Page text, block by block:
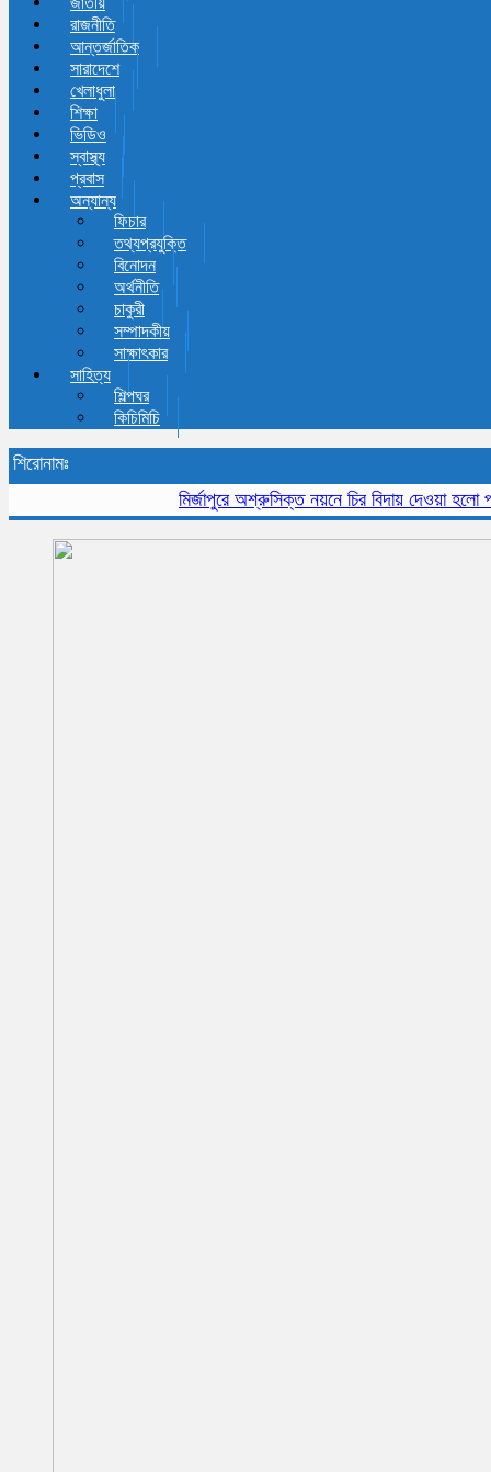
রাজনীতি
আন্তর্জাতিক
সারাদেশে
খেলাধুলা
শিক্ষা
ভিডিও
স্বাস্থ্য
প্রবাস
অন্যান্য
ফিচার
তথ্যপ্রযুক্তি
বিনোদন
অর্থনীতি
চাকুরী
সম্পাদকীয়
সাক্ষাৎকার
সাহিত্য
শিল্পঘর
কিচিমিচি
শিরোনামঃ
মির্জাপুরে অশ্রুসিক্ত নয়নে চির বিদায় দেওয়া হলো প্রবীন